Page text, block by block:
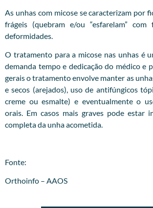
As unhas com micose se caracterizam por
frágeis (quebram e/ou “esfarelam” com
deformidades.
O tratamento para a micose nas unhas é
demanda tempo e dedicação do médico e
gerais o tratamento envolve manter as
e secos (arejados), uso de antifúngicos
creme ou esmalte) e eventualmente o
orais. Em casos mais graves pode estar
completa da unha acometida.
Fonte:
Orthoinfo – AAOS